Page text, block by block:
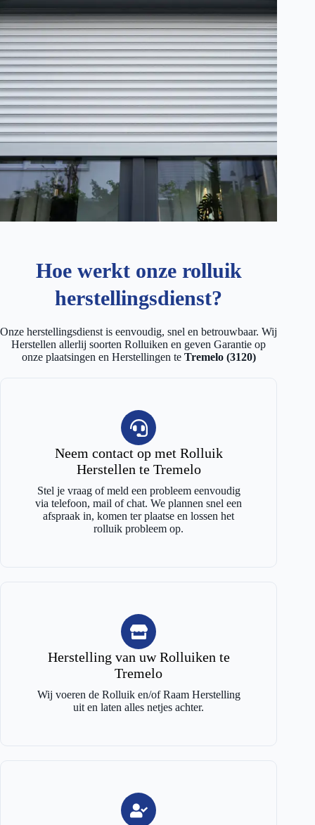
Hoe werkt onze rolluik
herstellingsdienst?
Onze herstellingsdienst is eenvoudig, snel en betrouwbaar. Wij
Herstellen allerlij soorten Rolluiken en geven Garantie op
onze plaatsingen en Herstellingen te Tremelo (3120)
Neem contact op met Rolluik
Herstellen te Tremelo
Stel je vraag of meld een probleem eenvoudig
via telefoon, mail of chat. We plannen snel een
afspraak in, komen ter plaatse en lossen het
rolluik probleem op.
Herstelling van uw Rolluiken te
Tremelo
Wij voeren de Rolluik en/of Raam Herstelling
uit en laten alles netjes achter.